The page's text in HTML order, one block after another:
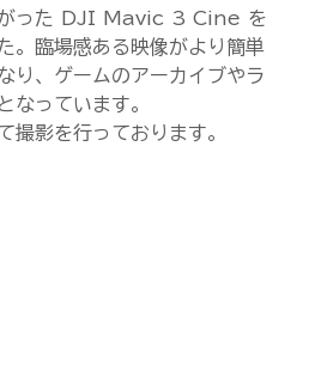
がった DJI Mavic 3 Cine を
。臨場感ある映像がより簡単
り、ゲームのアーカイブやラ
なっています。
撮影を行っております。